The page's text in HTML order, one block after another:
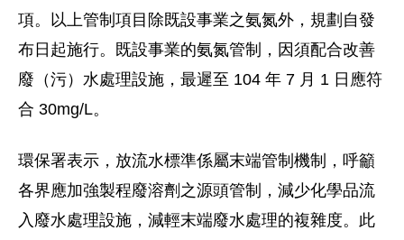
項。以上管制項目除既設事業之氨氮外，規劃自發
布日起施行。既設事業的氨氮管制，因須配合改善
廢（污）水處理設施，最遲至 104 年 7 月 1 日應符
合 30mg/L。
環保署表示，放流水標準係屬末端管制機制，呼籲
各界應加強製程廢溶劑之源頭管制，減少化學品流
入廢水處理設施，減輕末端廢水處理的複雜度。此